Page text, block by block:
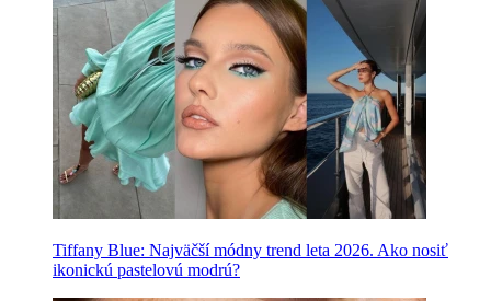
Tiffany Blue: Najväčší módny trend leta 2026. Ako nosiť
ikonickú pastelovú modrú?